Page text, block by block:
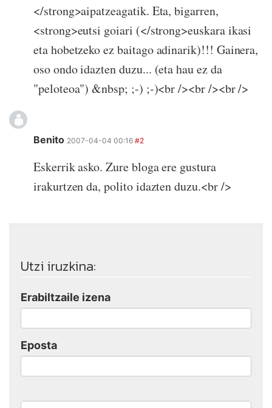
</strong>aipatzeagatik. Eta, bigarren,
<strong>eutsi goiari (</strong>euskara ikasi
eta hobetzeko ez baitago adinarik)!!! Gainera,
oso ondo idazten duzu... (eta hau ez da
"peloteoa") &nbsp; ;-) ;-)<br /><br /><br />
Benito 2007-04-04 00:16 #2
Eskerrik asko. Zure bloga ere gustura
irakurtzen da, polito idazten duzu.<br />
Utzi iruzkina:
Erabiltzaile izena
Eposta